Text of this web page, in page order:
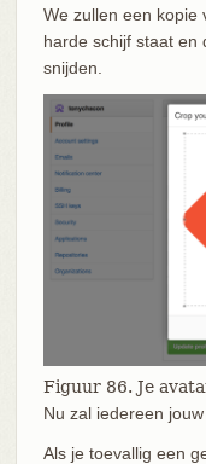
We zullen een kopie
harde schijf staat en
snijden.
Figuur 86. Je
Nu zal iedereen
Als je toevallig een